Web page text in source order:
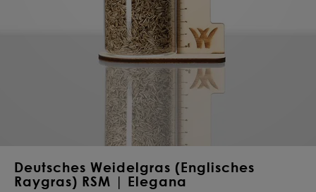
Deutsches Weidelgras (Englisches
Raygras) RSM | Elegana
Deine Saat-
konfigurieren
QUALITÄT VOM PROFI
INDIVIDUELL FÜR DICH
JETZT KONFIGURIEREN